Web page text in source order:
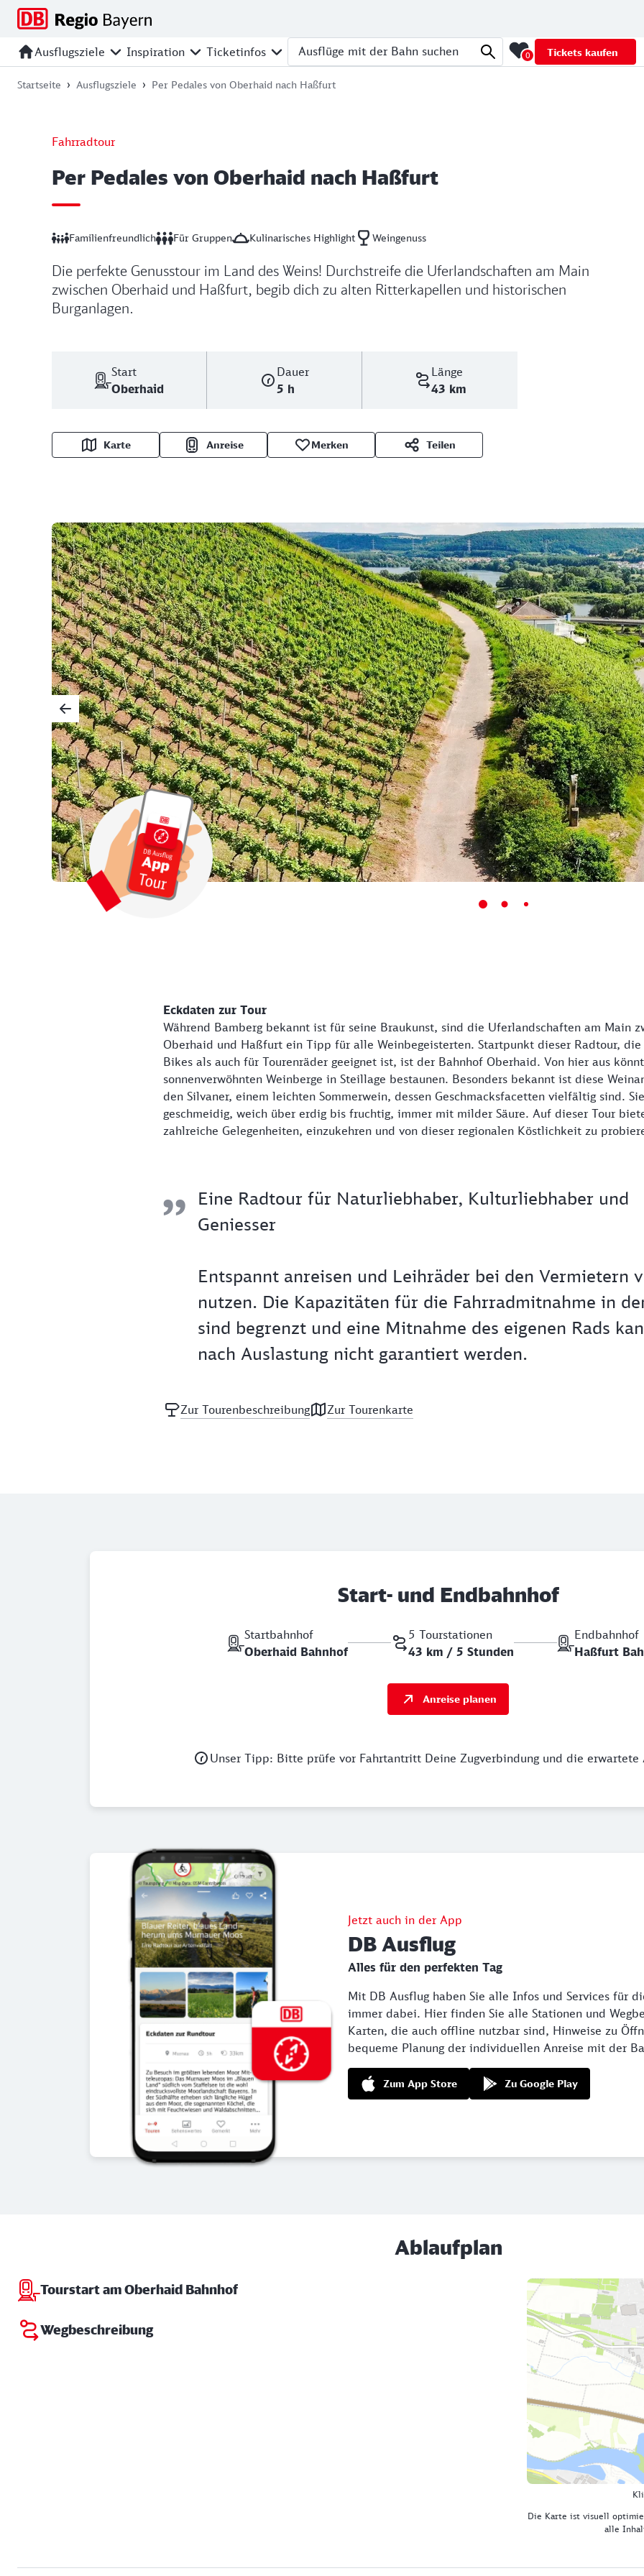
Zur
springen
Zur
springen
Zum
springen
Zum
springen
Ausflugsziele Inspiration Ticketinfos
Ausflüge mit der Bahn suchen 0 Tickets kaufen
Startseite Ausflugsziele Per Pedales von Oberhaid nach Haßfurt
Fahrradtour
Per Pedales von Oberhaid nach Haßfurt
Familienfreundlich Für Gruppen Kulinarisches Highlight Weingenuss
Die perfekte Genusstour im Land des Weins! Durchstreife die Uferlandschaften am Main
zwischen Oberhaid und Haßfurt, begib dich zu alten Ritterkapellen und historischen
Burganlagen.
Start
Oberhaid
Dauer
5 h
Länge
43 km
Karte Anreise Merken Teilen
Eckdaten zur Tour
Während Bamberg bekannt ist für seine Braukunst, sind die Uferlandschaften am Main
Oberhaid und Haßfurt ein Tipp für alle Weinbegeisterten. Startpunkt dieser Radtour, die
Bikes als auch für Tourenräder geeignet ist, ist der Bahnhof Oberhaid. Von hier aus
sonnenverwöhnten Weinberge in Steillage bestaunen. Besonders bekannt ist diese
den Silvaner, einem leichten Sommerwein, dessen Geschmacksfacetten vielfältig sind.
geschmeidig, weich über erdig bis fruchtig, immer mit milder Säure. Auf dieser Tour
zahlreiche Gelegenheiten, einzukehren und von dieser regionalen Köstlichkeit zu
Eine Radtour für Naturliebhaber, Kulturliebhaber und
Geniesser
Entspannt anreisen und Leihräder bei den Vermietern
nutzen. Die Kapazitäten für die Fahrradmitnahme in
sind begrenzt und eine Mitnahme des eigenen Rads
nach Auslastung nicht garantiert werden.
Zur Tourenbeschreibung Zur Tourenkarte
Start- und Endbahnhof
Startbahnhof
Oberhaid Bahnhof
5 Tourstationen
43 km / 5 Stunden
Endbahnhof
Haßfurt
Anreise planen
Unser Tipp: Bitte prüfe vor Fahrtantritt Deine Zugverbindung und die erwartete
Jetzt auch in der App
DB Ausflug
Alles für den perfekten Tag
Mit DB Ausflug haben Sie alle Infos und Services für
immer dabei. Hier finden Sie alle Stationen und
Karten, die auch offline nutzbar sind, Hinweise zu
bequeme Planung der individuellen Anreise mit der
Zum App Store Zu Google Play
Ablaufplan
Tourstart am Oberhaid Bahnhof
Wegbeschreibung
Die Karte ist visuell
alle